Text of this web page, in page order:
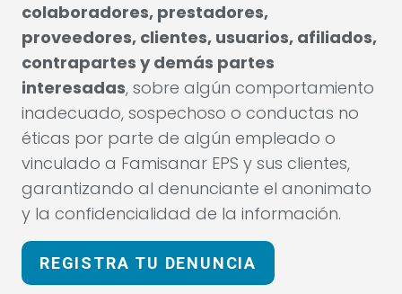
colaboradores, prestadores,
proveedores, clientes, usuarios, afiliados,
contrapartes y demás partes
interesadas, sobre algún comportamiento
inadecuado, sospechoso o conductas no
éticas por parte de algún empleado o
vinculado a Famisanar EPS y sus clientes,
garantizando al denunciante el anonimato
y la confidencialidad de la información.
REGISTRA TU DENUNCIA